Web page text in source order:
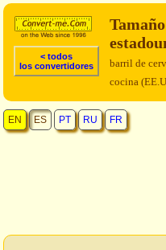
< todos
los convertidores
barril de
cocina
EN ES PT RU FR